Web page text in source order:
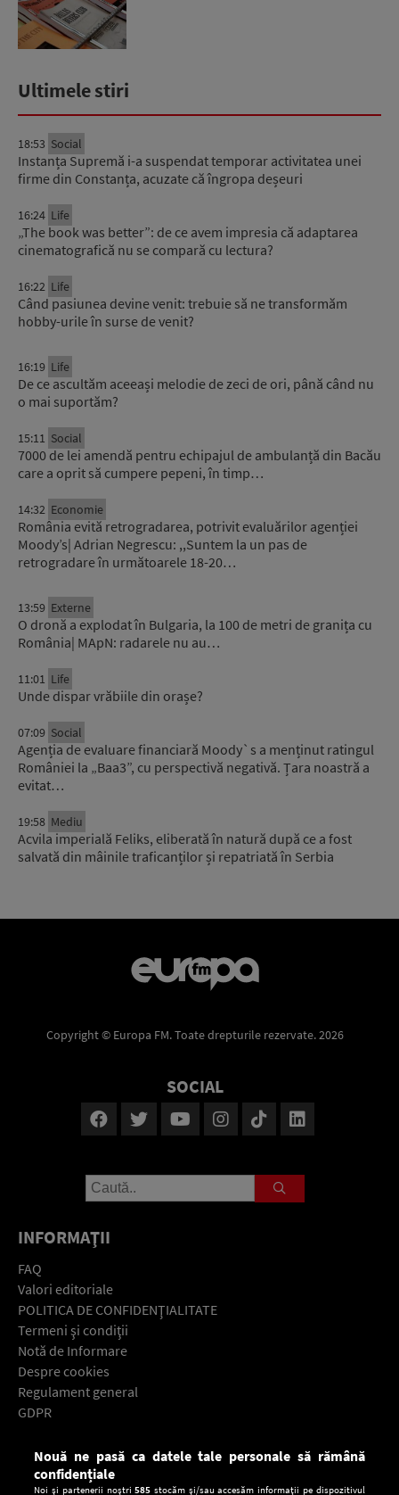
Ultimele stiri
18:53 Social
Instanța Supremă i-a suspendat temporar activitatea unei
firme din Constanța, acuzate că îngropa deșeuri
16:24 Life
„The book was better”: de ce avem impresia că adaptarea
cinematografică nu se compară cu lectura?
16:22 Life
Când pasiunea devine venit: trebuie să ne transformăm
hobby-urile în surse de venit?
16:19 Life
De ce ascultăm aceeași melodie de zeci de ori, până când nu
o mai suportăm?
15:11 Social
7000 de lei amendă pentru echipajul de ambulanță din Bacău
care a oprit să cumpere pepeni, în timp…
14:32 Economie
România evită retrogradarea, potrivit evaluărilor agenției
Moody’s| Adrian Negrescu: ,,Suntem la un pas de
retrogradare în următoarele 18-20…
13:59 Externe
O dronă a explodat în Bulgaria, la 100 de metri de granița cu
România| MApN: radarele nu au…
11:01 Life
Unde dispar vrăbiile din orașe?
07:09 Social
Agenția de evaluare financiară Moody`s a menținut ratingul
României la „Baa3”, cu perspectivă negativă. Țara noastră a
evitat…
19:58 Mediu
Acvila imperială Feliks, eliberată în natură după ce a fost
salvată din mâinile traficanților și repatriată în Serbia
Copyright © Europa FM. Toate drepturile rezervate. 2026
SOCIAL
INFORMAŢII
FAQ
Valori editoriale
POLITICA DE CONFIDENŢIALITATE
Termeni şi condiţii
Notă de Informare
Despre cookies
Regulament general
GDPR
Descarcă gratuit aplicaţia Europa FM pentru smartphone:
Nouă ne pasă ca datele tale personale să rămână
confidențiale
Noi și partenerii noștri585 stocăm și/sau accesăm informații pe dispozitivul